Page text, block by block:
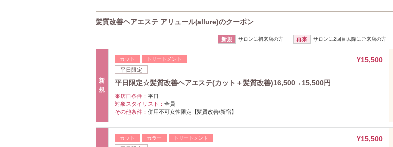
髪質改善ヘアエステ アリュール(allure)のクーポン
新規 サロンに初来店の方 再来 サロンに2回目以降にご来店の方
新
規
カット トリートメント
平日限定
¥15,500
平日限定☆髪質改善ヘアエステ(カット＋髪質改善)16,500→15,500円
来店日条件： 平日
対象スタイリスト： 全員
その他条件： 併用不可女性限定【髪質改善/新宿】
カット カラー トリートメント ¥15,500